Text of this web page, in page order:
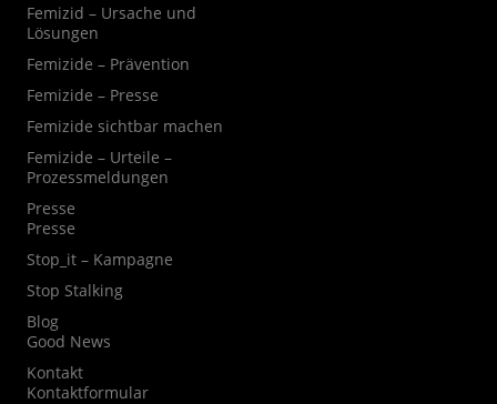
Femizid – Ursache und
Lösungen
Femizide – Prävention
Femizide – Presse
Femizide sichtbar machen
Femizide – Urteile –
Prozessmeldungen
Presse
Presse
Stop_it – Kampagne
Stop Stalking
Blog
Good News
Kontakt
Kontaktformular